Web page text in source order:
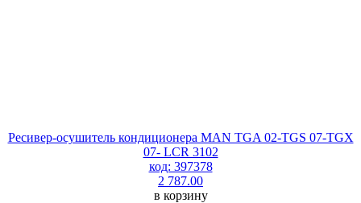
Ресивер-осушитель кондиционера MAN TGA 02-TGS 07-TGX
07- LCR 3102
код: 397378
2 787.00
в корзину